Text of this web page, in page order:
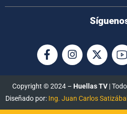
Copyright © 2024 – Huellas TV|
Diseñado por: Ing. Juan Carlos